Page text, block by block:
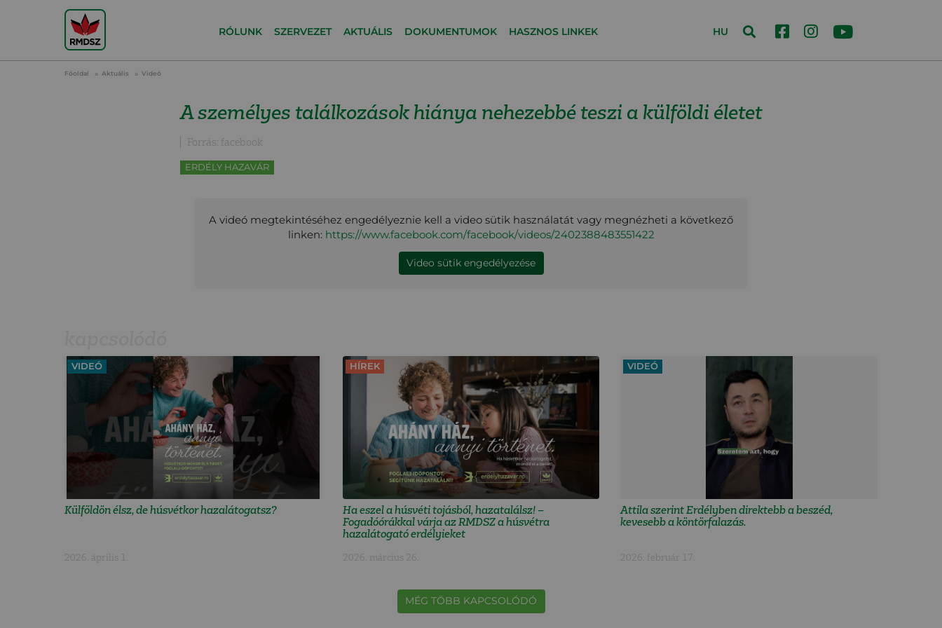
RÓLUNK SZERVEZET AKTUÁLIS DOKUMENTUMOK HASZNOS LINKEK HU
Főoldal Aktuális Videó
A személyes találkozások hiánya nehezebbé teszi a külföldi életet
Forrás: facebook
ERDÉLY HAZAVÁR
A videó megtekintéséhez engedélyeznie kell a video sütik használatát vagy megnézheti a következő
linken: https://www.facebook.com/facebook/videos/2402388483551422
Video sütik engedélyezése
VIDEÓ
Külföldön élsz, de húsvétkor hazalátogatsz?
2026. április 1.
HÍREK
Ha eszel a húsvéti tojásból, hazatalálsz! –
Fogadóórákkal várja az RMDSZ a húsvétra
hazalátogató erdélyieket
2026. március 26.
VIDEÓ
Attila szerint Erdélyben direktebb a beszéd,
kevesebb a köntörfalazás.
2026. február 17.
MÉG TÖBB KAPCSOLÓDÓ